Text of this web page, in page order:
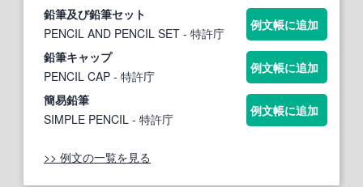
鉛筆及び鉛筆セット
PENCIL AND PENCIL SET - 特許庁
例文帳に追加
鉛筆キャップ
PENCIL CAP - 特許庁
例文帳に追加
簡易鉛筆
SIMPLE PENCIL - 特許庁
例文帳に追加
>> 例文の一覧を見る